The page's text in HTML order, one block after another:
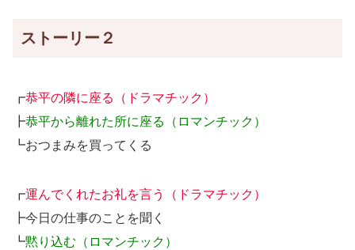
ストーリー２
┏恭平の隣に座る（ドラマチック）
┣恭平から離れた所に座る（ロマンチック）
┗おつまみを買ってくる
┏運んでくれたお礼を言う（ドラマチック）
┣今日の仕事のことを聞く
┗黙り込む（ロマンチック）